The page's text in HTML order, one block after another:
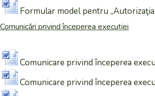
Formular model pentru
Comunicări privind începerea execuției
Comunicare privind începerea
Comunicare privind începerea